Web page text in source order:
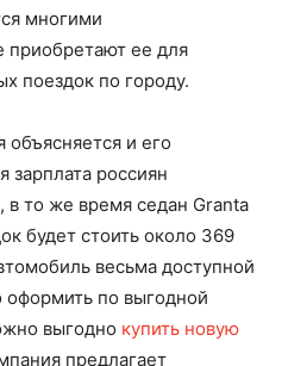
многими
приобретают ее для
поездок по городу.
объясняется и его
зарплата россиян
в то же время седан Granta
будет стоить около 369
весьма доступной
по выгодной
выгодно купить новую
предлагает